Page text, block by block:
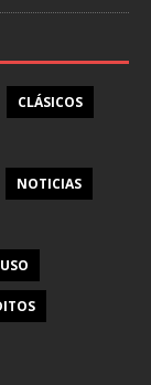
CLÁSICOS
NOTICIAS